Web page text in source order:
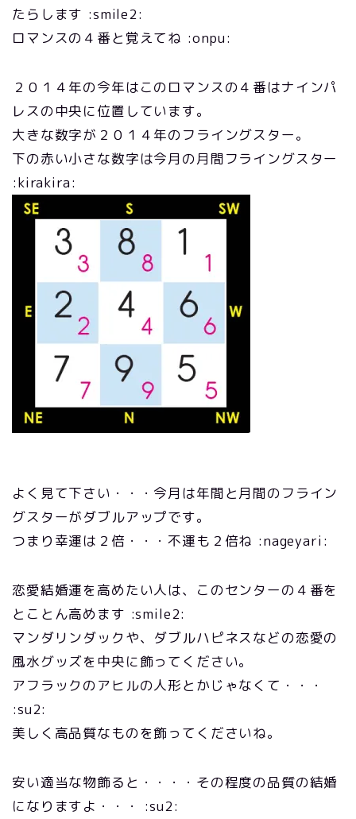
たらします :smile2:
ロマンスの４番と覚えてね :onpu:
２０１４年の今年はこのロマンスの４番はナインパ
レスの中央に位置しています。
大きな数字が２０１４年のフライングスター。
下の赤い小さな数字は今月の月間フライングスター
:kirakira:
よく見て下さい・・・今月は年間と月間のフライン
グスターがダブルアップです。
つまり幸運は２倍・・・不運も２倍ね :nageyari:
恋愛結婚運を高めたい人は、このセンターの４番を
とことん高めます :smile2:
マンダリンダックや、ダブルハピネスなどの恋愛の
風水グッズを中央に飾ってください。
アフラックのアヒルの人形とかじゃなくて・・・
:su2:
美しく高品質なものを飾ってくださいね。
安い適当な物飾ると・・・・その程度の品質の結婚
になりますよ・・・ :su2: